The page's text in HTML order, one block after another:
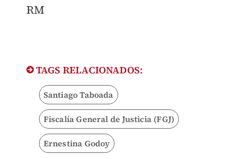
RM
TAGS RELACIONADOS:
Santiago Taboada
Fiscalía General de Justicia (FGJ)
Ernestina Godoy